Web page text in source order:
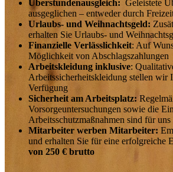
Überstundenausgleich: Geleistete
ausgeglichen – entweder durch
Urlaubs- und Weihnachtsgeld:
erhalten Sie Urlaubs- und
Finanzielle Verlässlichkeit: Auf
Möglichkeit von Abschlagszahlungen
Arbeitskleidung inklusive:
Arbeitssicherheitskleidung stellen wir
Verfügung
Sicherheit am Arbeitsplatz:
Vorsorgeuntersuchungen sowie die
Arbeitsschutzmaßnahmen sind für uns
Mitarbeiter werben Mitarbeiter:
und erhalten Sie für eine erfolgreiche
von 250 € brutto